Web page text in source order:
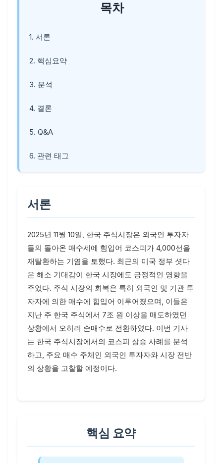
목차
1. 서론
2. 핵심요약
3. 분석
4. 결론
5. Q&A
6. 관련 태그
서론
2025년 11월 10일, 한국 주식시장은 외국인 투자자
들의 돌아온 매수세에 힘입어 코스피가 4,000선을
재탈환하는 기염을 토했다. 최근의 미국 정부 셧다
운 해소 기대감이 한국 시장에도 긍정적인 영향을
주었다. 주식 시장의 회복은 특히 외국인 및 기관 투
자자에 의한 매수에 힘입어 이루어졌으며, 이들은
지난 주 한국 주식에서 7조 원 이상을 매도하였던
상황에서 오히려 순매수로 전환하였다. 이번 기사
는 한국 주식시장에서의 코스피 상승 사례를 분석
하고, 주요 매수 주체인 외국인 투자자와 시장 전반
의 상황을 고찰할 예정이다.
핵심 요약